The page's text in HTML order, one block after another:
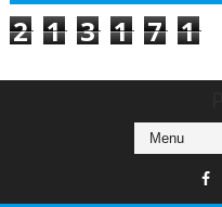
2 1 3 1 7 1